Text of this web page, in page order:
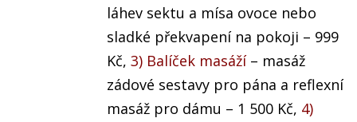
láhev sektu a mísa ovoce nebo
sladké překvapení na pokoji – 999
Kč, 3) Balíček masáží– masáž
zádové sestavy pro pána a reflexní
masáž pro dámu – 1 500 Kč, 4)